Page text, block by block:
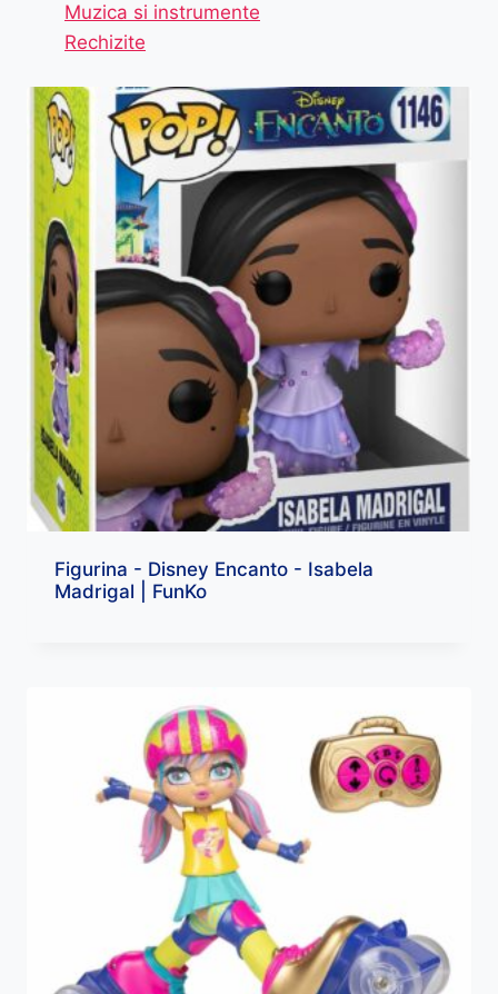
Muzica si instrumente
Rechizite
Figurina - Disney Encanto - Isabela
Madrigal | FunKo